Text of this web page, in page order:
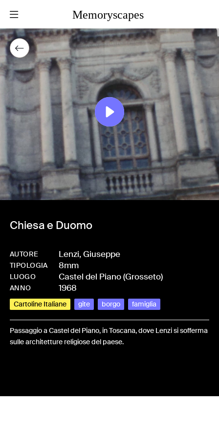
Memoryscapes
Chiesa e Duomo
AUTORE Lenzi, Giuseppe
TIPOLOGIA 8mm
LUOGO Castel del Piano (Grosseto)
ANNO 1968
Cartoline Italiane gite borgo famiglia
Passaggio a Castel del Piano, in Toscana, dove Lenzi si sofferma
sulle architetture religiose del paese.